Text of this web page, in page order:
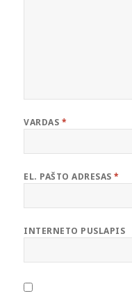
VARDAS *
EL. PAŠTO ADRESAS*
INTERNETO PUSLAPIS